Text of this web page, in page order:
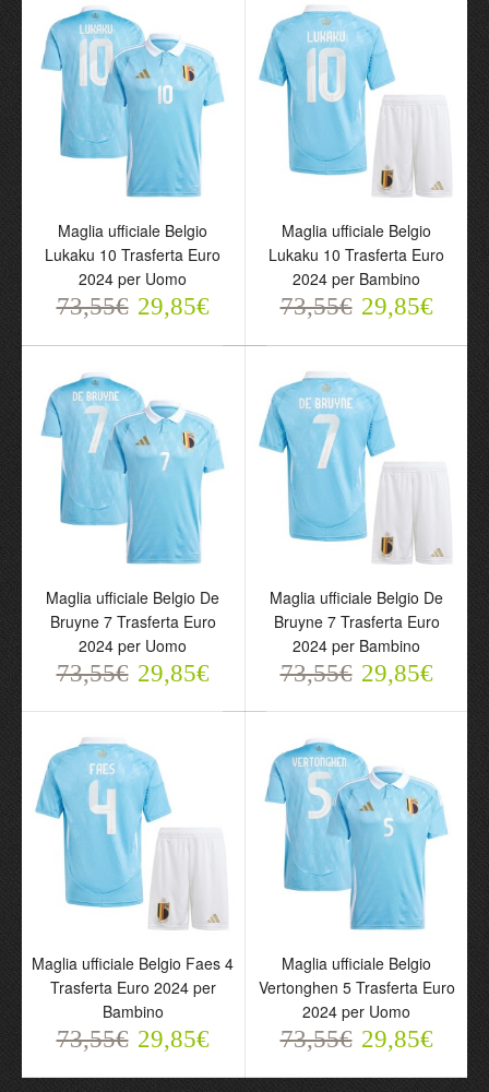
Maglia ufficiale Belgio
Bakayoko 19 Casa Euro
2024 per Bambino
73,55€ 29,85€
Maglia ufficiale Belgio
Trasferta Euro 2024 per
Bambino
73,55€ 29,85€
Maglia ufficiale Belgio
Lukaku 10 Trasferta Euro
73,55€ 29,85€
Maglia ufficiale Belgio
Lukaku 10 Trasferta Euro
73,55€ 29,85€
Bruyne 7 Trasferta Euro
2024 per Uomo
73,55€ 29,85€
Bruyne 7 Trasferta Euro
2024 per Bambino
73,55€ 29,85€
Maglia ufficiale Belgio
Lukaku 10 Trasferta Euro
2024 per Uomo
73,55€ 29,85€
Maglia ufficiale Belgio
Lukaku 10 Trasferta Euro
2024 per Bambino
73,55€ 29,85€
Maglia ufficiale Belgio De
Bruyne 7 Trasferta Euro
2024 per Uomo
73,55€ 29,85€
Maglia ufficiale Belgio De
Bruyne 7 Trasferta Euro
2024 per Bambino
73,55€ 29,85€
Maglia ufficiale Belgio Faes 4
Trasferta Euro 2024 per
Bambino
73,55€ 29,85€
Maglia ufficiale Belgio
Vertonghen 5 Trasferta Euro
2024 per Uomo
73,55€ 29,85€